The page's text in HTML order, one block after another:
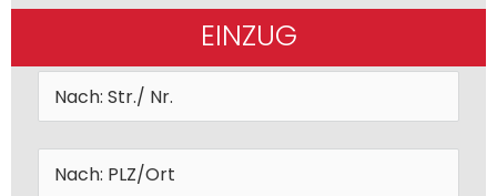
EINZUG